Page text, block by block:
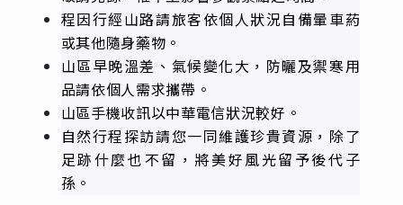
07:00~山澤居Villa享用早餐。
09:00~十八羅漢山
旁，是由40多座直立圓錐狀的山脈所組成，造
型就像十八羅漢佇立路旁，景色壯觀特殊，造
就出如桂林山水般的秀麗山水景緻，因此有
「臺灣小桂林」之稱，是六龜最美麗的地標。
12:00~享用午餐 禮納里好茶部落 琉璃花園風味
餐。
13:30~禮納里好茶部落(司導帶領自由探索 )—
入口意象說好茶部落遷移故事~當家皇室家屋~